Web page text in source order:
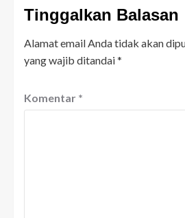
Tinggalkan Balasan
Alamat email Anda tidak akan
yang wajib ditandai*
Komentar *